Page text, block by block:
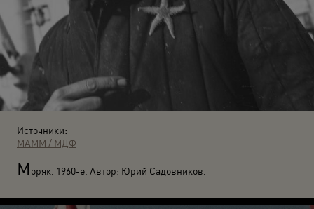
Источники:
МАММ / МДФ
М оряк. 1960-е. Автор: Юрий Садовников.